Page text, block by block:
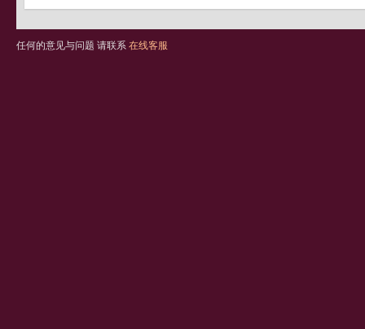
任何的意见与问题 请联系 在线客服